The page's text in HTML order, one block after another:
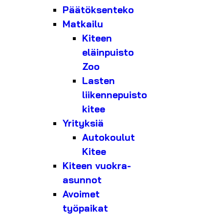
Päätöksenteko
Matkailu
Kiteen
eläinpuisto
Zoo
Lasten
liikennepuisto
kitee
Yrityksiä
Autokoulut
Kitee
Kiteen vuokra-
asunnot
Avoimet
työpaikat